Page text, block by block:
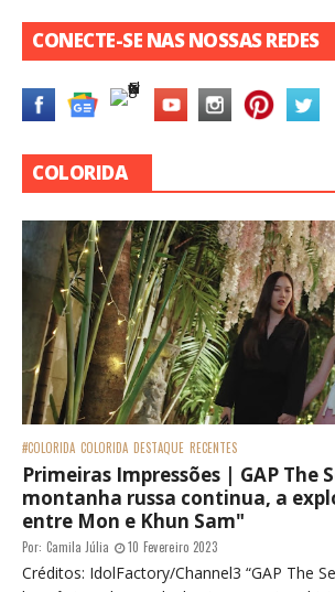
CONECTE-SE NAS NOSSAS REDES
COLORIDA
#COLORIDA COLORIDA DESTAQUE RECENTES
Primeiras Impressões | GAP The
montanha russa continua, a
entre Mon e Khun Sam"
Por: Camila Júlia 10 Fevereiro 2023
Créditos: IdolFactory/Channel3 “GAP The